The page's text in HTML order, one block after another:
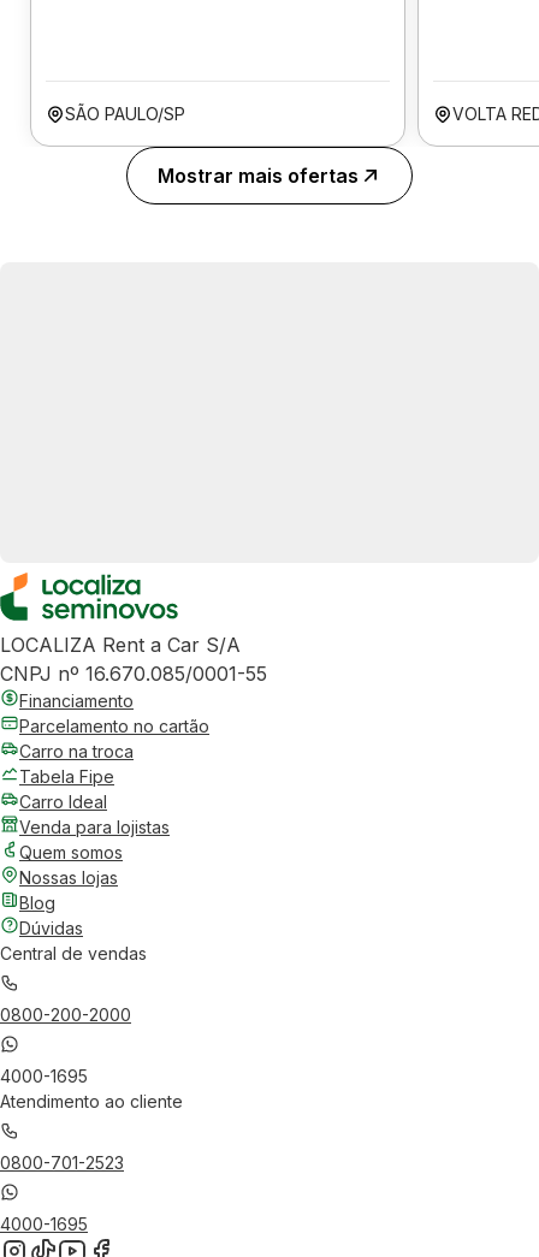
SÃO PAULO/SP VOLTA
Mostrar mais ofertas
LOCALIZA Rent a Car S/A
CNPJ nº 16.670.085/0001-55
Financiamento
Parcelamento no cartão
Carro na troca
Tabela Fipe
Carro Ideal
Venda para lojistas
Quem somos
Nossas lojas
Blog
Dúvidas
Central de vendas
0800-200-2000
4000-1695
Atendimento ao cliente
0800-701-2523
4000-1695